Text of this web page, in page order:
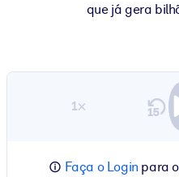
que já gera
1×
Faça o Login para